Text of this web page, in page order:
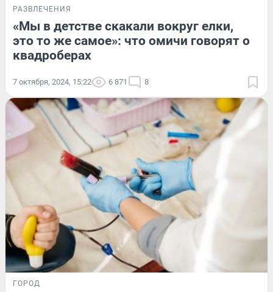
РАЗВЛЕЧЕНИЯ
«Мы в детстве скакали вокруг елки,
это то же самое»: что омичи говорят о
квадроберах
7 октября, 2024, 15:22 6 871 8
ГОРОД